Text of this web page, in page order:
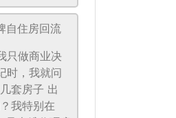
自住房回流
只做商业决
时，我就问
套房子 出
我特别在